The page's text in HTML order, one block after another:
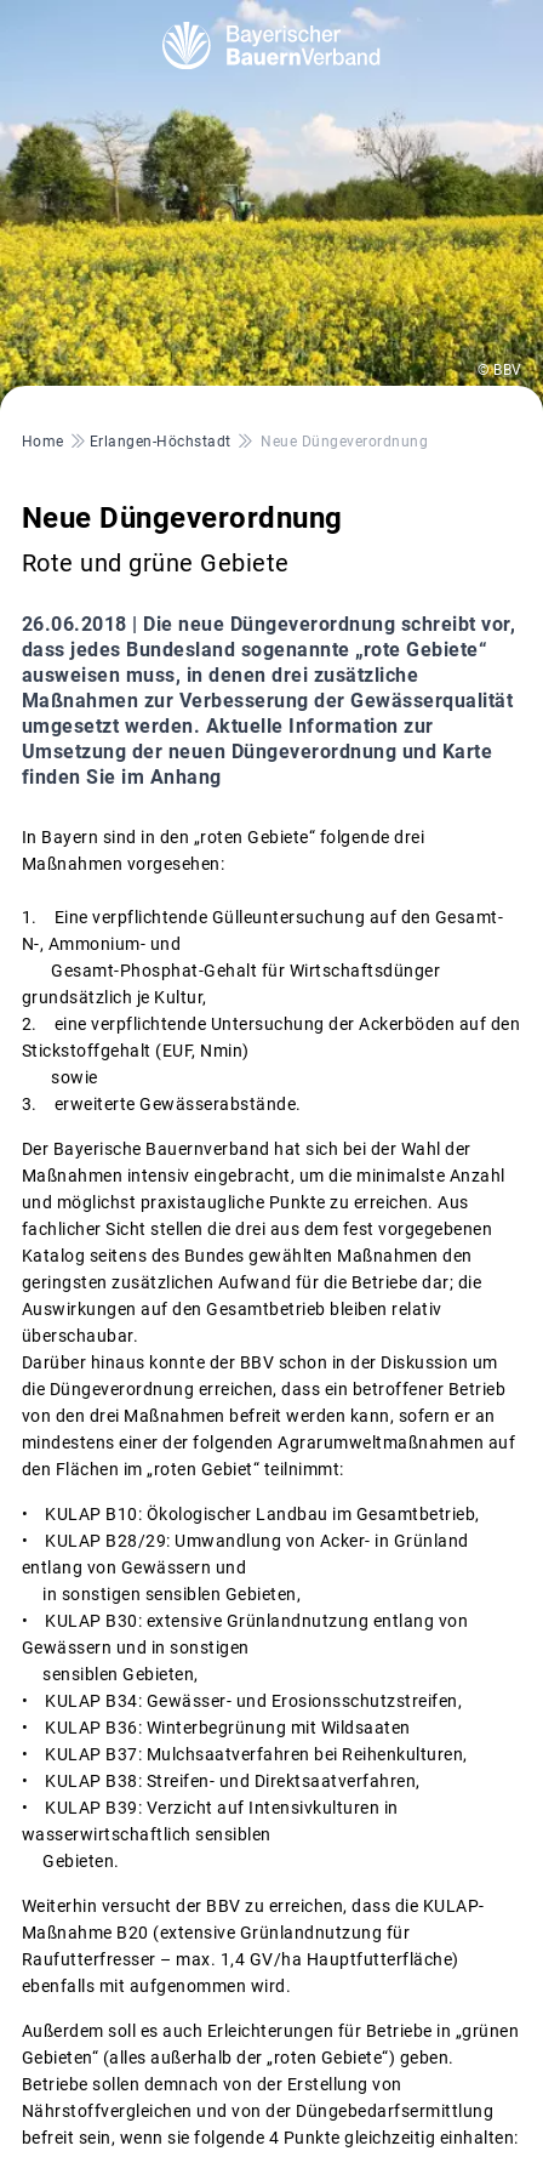
© BBV
Pfadnavigation
Home Erlangen-Höchstadt Neue Düngeverordnung
Neue Düngeverordnung
Rote und grüne Gebiete
26.06.2018 | Die neue Düngeverordnung schreibt vor,
dass jedes Bundesland sogenannte „rote Gebiete“
ausweisen muss, in denen drei zusätzliche
Maßnahmen zur Verbesserung der Gewässerqualität
umgesetzt werden. Aktuelle Information zur
Umsetzung der neuen Düngeverordnung und Karte
finden Sie im Anhang
In Bayern sind in den „roten Gebiete“ folgende drei
Maßnahmen vorgesehen:
1. Eine verpflichtende Gülleuntersuchung auf den Gesamt-
N-, Ammonium- und
Gesamt-Phosphat-Gehalt für Wirtschaftsdünger
grundsätzlich je Kultur,
2. eine verpflichtende Untersuchung der Ackerböden auf den
Stickstoffgehalt (EUF, Nmin)
sowie
3. erweiterte Gewässerabstände.
Der Bayerische Bauernverband hat sich bei der Wahl der
Maßnahmen intensiv eingebracht, um die minimalste Anzahl
und möglichst praxistaugliche Punkte zu erreichen. Aus
fachlicher Sicht stellen die drei aus dem fest vorgegebenen
Katalog seitens des Bundes gewählten Maßnahmen den
geringsten zusätzlichen Aufwand für die Betriebe dar; die
Auswirkungen auf den Gesamtbetrieb bleiben relativ
überschaubar.
Darüber hinaus konnte der BBV schon in der Diskussion um
die Düngeverordnung erreichen, dass ein betroffener Betrieb
von den drei Maßnahmen befreit werden kann, sofern er an
mindestens einer der folgenden Agrarumweltmaßnahmen auf
den Flächen im „roten Gebiet“ teilnimmt:
• KULAP B10: Ökologischer Landbau im Gesamtbetrieb,
• KULAP B28/29: Umwandlung von Acker- in Grünland
entlang von Gewässern und
in sonstigen sensiblen Gebieten,
• KULAP B30: extensive Grünlandnutzung entlang von
Gewässern und in sonstigen
sensiblen Gebieten,
• KULAP B34: Gewässer- und Erosionsschutzstreifen,
• KULAP B36: Winterbegrünung mit Wildsaaten
• KULAP B37: Mulchsaatverfahren bei Reihenkulturen,
• KULAP B38: Streifen- und Direktsaatverfahren,
• KULAP B39: Verzicht auf Intensivkulturen in
wasserwirtschaftlich sensiblen
Gebieten.
Weiterhin versucht der BBV zu erreichen, dass die KULAP-
Maßnahme B20 (extensive Grünlandnutzung für
Raufutterfresser – max. 1,4 GV/ha Hauptfutterfläche)
ebenfalls mit aufgenommen wird.
Außerdem soll es auch Erleichterungen für Betriebe in „grünen
Gebieten“ (alles außerhalb der „roten Gebiete“) geben.
Betriebe sollen demnach von der Erstellung von
Nährstoffvergleichen und von der Düngebedarfsermittlung
befreit sein, wenn sie folgende 4 Punkte gleichzeitig einhalten: